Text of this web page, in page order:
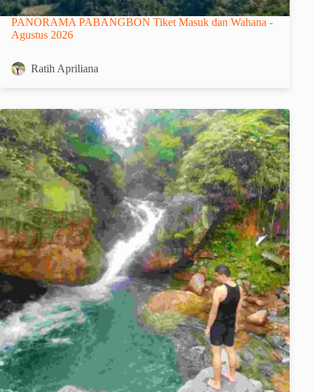
PANORAMA PABANGBON Tiket Masuk dan Wahana -
Agustus 2026
Ratih Apriliana